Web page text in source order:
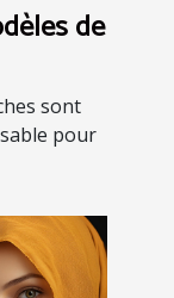
de
sont
pour